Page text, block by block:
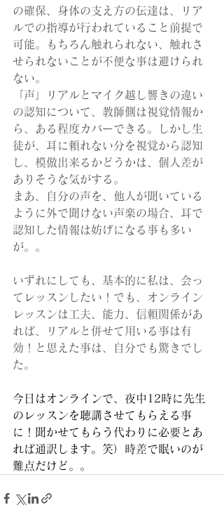
の確保、身体の支え方の伝達は、リア
ルでの指導が行われていること前提で
可能。もちろん触れられない、触れさ
せられないことが不便な事は避けられ
ない。
「声」リアルとマイク越し響きの違い
の認知について、教師側は視覚情報か
ら、ある程度カバーできる。しかし生
徒が、耳に頼れない分を視覚から認知
し、模倣出来るかどうかは、個人差が
ありそうな気がする。
まあ、自分の声を、他人が聞いている
ように外で聞けない声楽の場合、耳で
認知した情報は妨げになる事も多い
が。。
いずれにしても、基本的に私は、会っ
てレッスンしたい！でも、オンライン
レッスンは工夫、能力、信頼関係があ
れば、リアルと併せて用いる事は有
効！と思えた事は、自分でも驚きでし
た。
今日はオンラインで、夜中12時に先生
のレッスンを聴講させてもらえる事
に！聞かせてもらう代わりに必要とあ
れば通訳します。笑）時差で眠いのが
難点だけど。。